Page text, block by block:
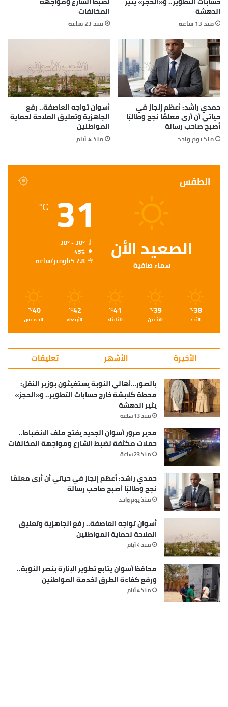
الدهشة
منذ 13 ساعة
المخالفات
منذ 23 ساعة
حمدي راشد: أعظم إنجاز في
حياتي أن أرى معلمًا نجح وطالبًا
أصبح صاحب رسالة
منذ يوم واحد
أسوان تواجه العاصفة.. رفع
الجاهزية وتعليق الملاحة لحماية
المواطنين
منذ 4 أيام
الطقس
الصعيد الأن
سماء صافية
31
℃
38º - 30º
45%
2.8 كيلومتر/ساعة
38
℃
الأحد
39
℃
الأثنين
41
℃
الثلاثاء
42
℃
الأربعاء
40
℃
الخميس
الأخيرة الأشهر تعليقات
بالصور…أهالي النوبة يستغيثون بوزير النقل:
محطة كلابشة خارج حسابات التطوير.. و«الحجز»
يثير الدهشة
منذ 13 ساعة
مدير مرور أسوان الجديد يفتح ملف الانضباط..
حملات مكثفة لضبط الشارع ومواجهة المخالفات
منذ 23 ساعة
حمدي راشد: أعظم إنجاز في حياتي أن أرى معلمًا
نجح وطالبًا أصبح صاحب رسالة
منذ يوم واحد
أسوان تواجه العاصفة.. رفع الجاهزية وتعليق
الملاحة لحماية المواطنين
منذ 4 أيام
محافظ أسوان يتابع تطوير الإنارة بنصر النوبة..
ورفع كفاءة الطرق لخدمة المواطنين
منذ 4 أيام